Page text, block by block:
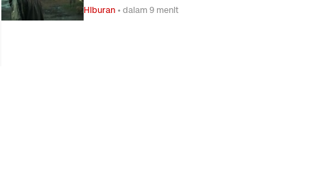
Hiburan •dalam 9 menit